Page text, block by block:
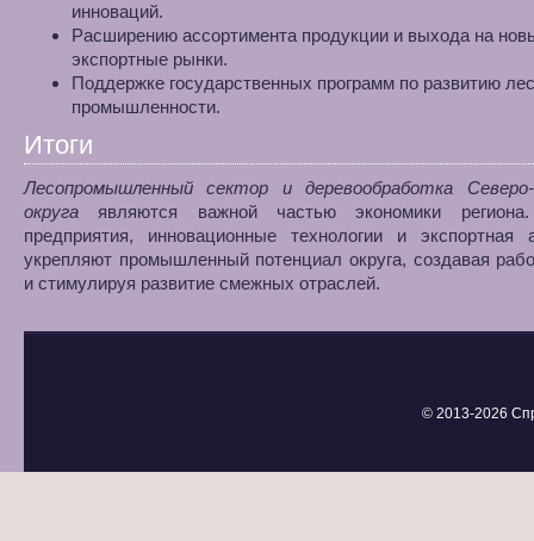
инноваций.
Расширению ассортимента продукции и выхода на
экспортные рынки.
Поддержке государственных программ по развитию
промышленности.
Итоги
Лесопромышленный сектор и деревообработка Северо-
округа являются важной частью экономики
предприятия, инновационные технологии и экспортная
укрепляют промышленный потенциал округа, создавая
и стимулируя развитие смежных отраслей.
© 2013-2026